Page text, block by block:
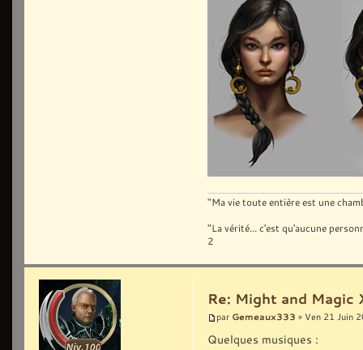
"Ma vie toute entière est une
"La vérité... c'est qu'aucune
2
Re: Might and Magic
par Gemeaux333 » Ven 21 Juin
Quelques musiques :